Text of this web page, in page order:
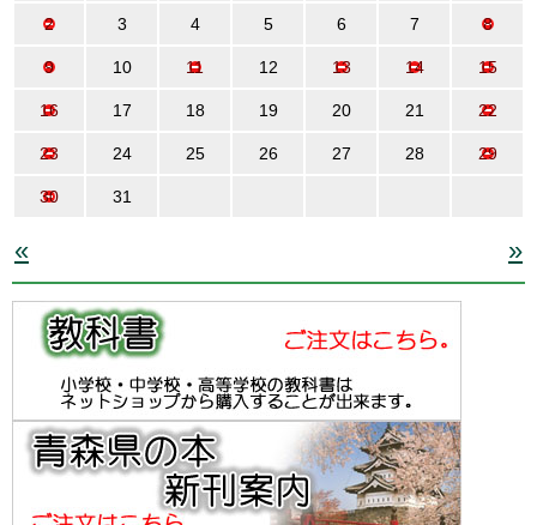
2 3 4 5 6 7 8
9 10 11 12 13 14 15
16 17 18 19 20 21 22
23 24 25 26 27 28 29
30 31
« »